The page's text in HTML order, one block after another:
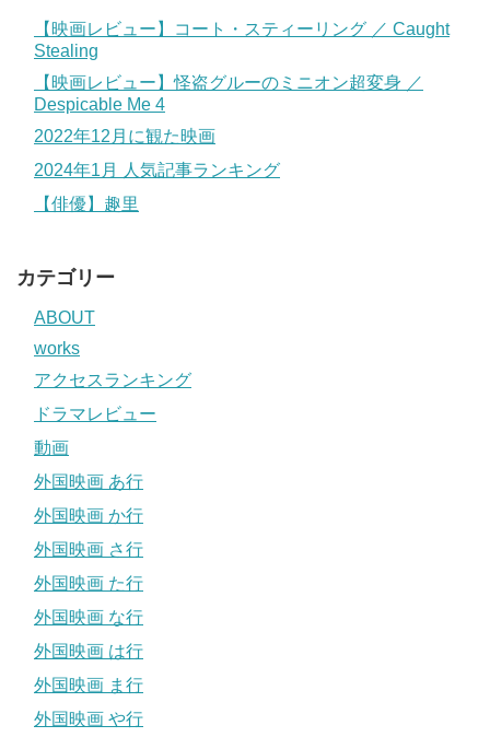
【映画レビュー】コート・スティーリング ／ Caught
Stealing
【映画レビュー】怪盗グルーのミニオン超変身 ／
Despicable Me 4
2022年12月に観た映画
2024年1月 人気記事ランキング
【俳優】趣里
カテゴリー
ABOUT
works
アクセスランキング
ドラマレビュー
動画
外国映画 あ行
外国映画 か行
外国映画 さ行
外国映画 た行
外国映画 な行
外国映画 は行
外国映画 ま行
外国映画 や行